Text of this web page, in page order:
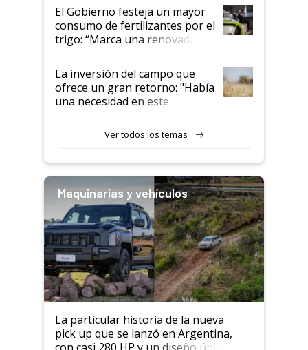
El Gobierno festeja un mayor
consumo de fertilizantes por el
trigo: “Marca una renovada
confianza de los productores”
La inversión del campo que
ofrece un gran retorno: "Había
una necesidad en este
Ver todos los temas
Maquinarias y vehículos
La particular historia de la nueva
pick up que se lanzó en Argentina,